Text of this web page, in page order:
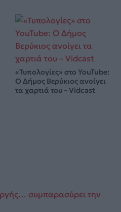
«Τυπολογίες» στο YouTube:
Ο Δήμος Βερύκιος ανοίγει
τα χαρτιά του – Vidcast